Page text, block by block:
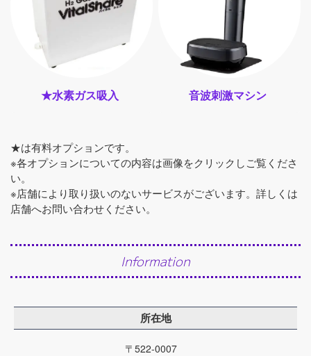
★水素ガス吸入 音波刺激マシン
★は有料オプションです。
※各オプションについての内容は画像をクリックしご覧くださ
い。
※店舗により取り扱いのないサービスがございます。詳しくは
店舗へお問い合わせください。
Information
所在地
〒522-0007